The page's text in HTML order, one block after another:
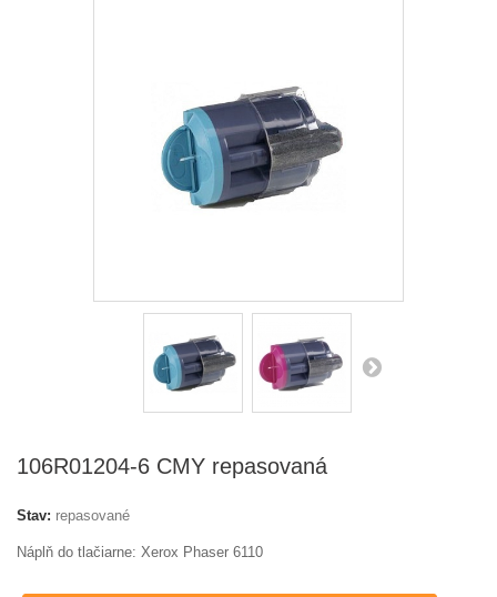
106R01204-6 CMY repasovaná
Stav: repasované
Náplň do tlačiarne: Xerox Phaser 6110